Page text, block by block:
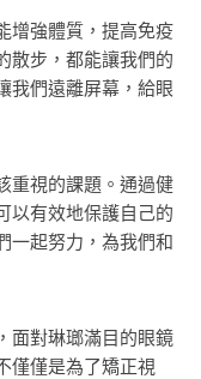
增強體質，提高免疫
散步，都能讓我們的
我們遠離屏幕，給眼
重視的課題。通過健
以有效地保護自己的
一起努力，為我們和
面對琳瑯滿目的眼鏡
僅僅是為了矯正視